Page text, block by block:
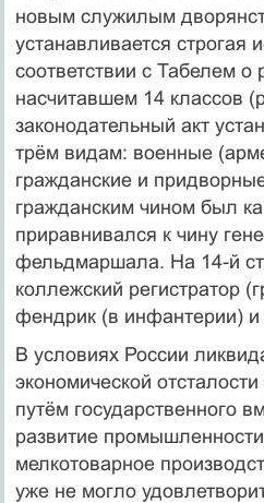
новым служилым
устанавливается строгая
соответствии с Табелем о
насчитавшем 14 классов
законодательный акт
трём видам: военные
гражданские и
гражданским чином был
приравнивался к чину
фельдмаршала. На 14-й
коллежский регистратор
фендрик (в инфантерии) и
В условиях России
экономической
путём государственного
развитие
мелкотоварное
уже не могло